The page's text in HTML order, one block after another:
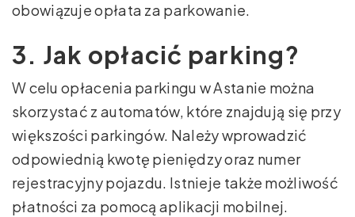
obowiązuje opłata za parkowanie.
3. Jak opłacić parking?
W celu opłacenia parkingu w Astanie można
skorzystać z automatów, które znajdują się przy
większości parkingów. Należy wprowadzić
odpowiednią kwotę pieniędzy oraz numer
rejestracyjny pojazdu. Istnieje także możliwość
płatności za pomocą aplikacji mobilnej.